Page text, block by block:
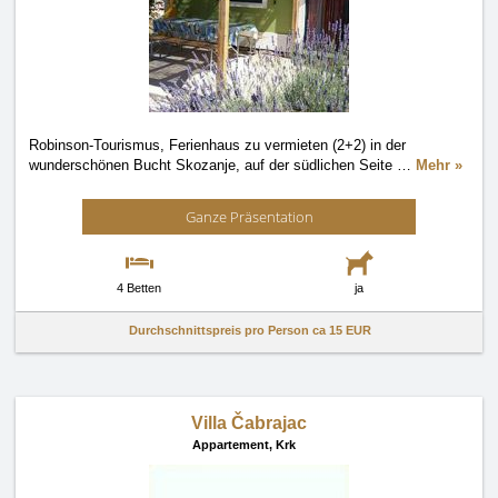
Robinson-Tourismus, Ferienhaus zu vermieten (2+2) in der
wunderschönen Bucht Skozanje, auf der südlichen Seite … Mehr »
Ganze Präsentation
4 Betten ja
Durchschnittspreis pro Person ca 15 EUR
Villa Čabrajac
Appartement, Krk